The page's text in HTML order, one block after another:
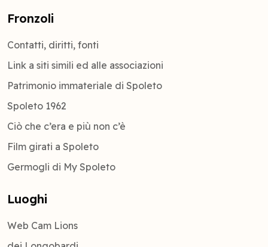
Fronzoli
Contatti, diritti, fonti
Link a siti simili ed alle associazioni
Patrimonio immateriale di Spoleto
Spoleto 1962
Ciò che c’era e più non c’è
Film girati a Spoleto
Germogli di My Spoleto
Luoghi
Web Cam Lions